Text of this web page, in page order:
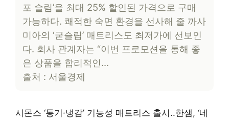
포 슬림’을 최대 25% 할인된 가격으로 구매
가능하다. 쾌적한 숙면 환경을 선사해 줄 까사
미아의 ‘굳슬립’ 매트리스도 최저가에 선보인
다. 회사 관계자는 “이번 프로모션을 통해 좋
은 상품을 합리적인…
출처 : 서울경제
시몬스 ‘통기·냉감’ 기능성 매트리스 출시..한샘, ‘네